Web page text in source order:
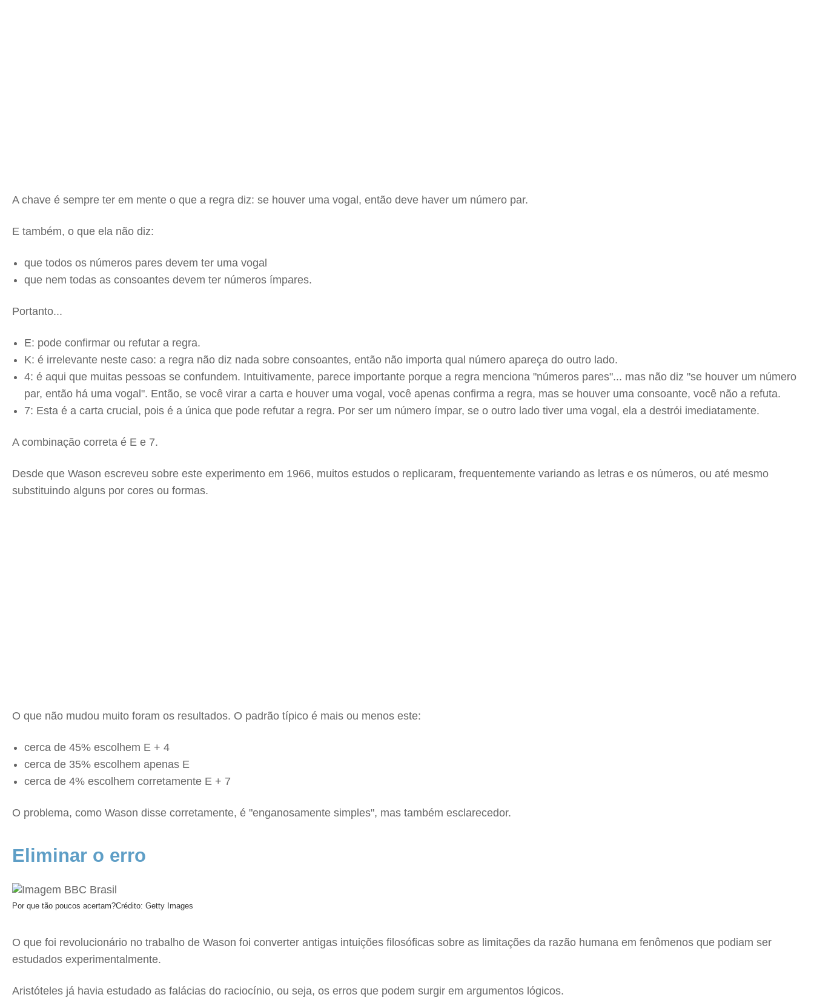
A chave é sempre ter em mente o que a regra diz: se houver uma vogal, então deve haver um número par.
E também, o que ela não diz:
que todos os números pares devem ter uma vogal
que nem todas as consoantes devem ter números ímpares.
Portanto...
E: pode confirmar ou refutar a regra.
K: é irrelevante neste caso: a regra não diz nada sobre consoantes, então não importa qual número apareça do outro lado.
4: é aqui que muitas pessoas se confundem. Intuitivamente, parece importante porque a regra menciona "números pares"... mas não diz "se houver um número
par, então há uma vogal". Então, se você virar a carta e houver uma vogal, você apenas confirma a regra, mas se houver uma consoante, você não a refuta.
7: Esta é a carta crucial, pois é a única que pode refutar a regra. Por ser um número ímpar, se o outro lado tiver uma vogal, ela a destrói imediatamente.
A combinação correta é E e 7.
Desde que Wason escreveu sobre este experimento em 1966, muitos estudos o replicaram, frequentemente variando as letras e os números, ou até mesmo
substituindo alguns por cores ou formas.
O que não mudou muito foram os resultados. O padrão típico é mais ou menos este:
cerca de 45% escolhem E + 4
cerca de 35% escolhem apenas E
cerca de 4% escolhem corretamente E + 7
O problema, como Wason disse corretamente, é "enganosamente simples", mas também esclarecedor.
Eliminar o erro
Por que tão poucos acertam?Crédito: Getty Images
O que foi revolucionário no trabalho de Wason foi converter antigas intuições filosóficas sobre as limitações da razão humana em fenômenos que podiam ser
estudados experimentalmente.
Aristóteles já havia estudado as falácias do raciocínio, ou seja, os erros que podem surgir em argumentos lógicos.